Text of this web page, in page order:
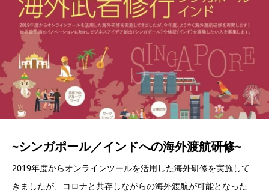
~シンガポール／インドへの海外渡航研修~
2019年度からオンラインツールを活用した海外研修を実施して
きましたが、コロナと共存しながらの海外渡航が可能となった